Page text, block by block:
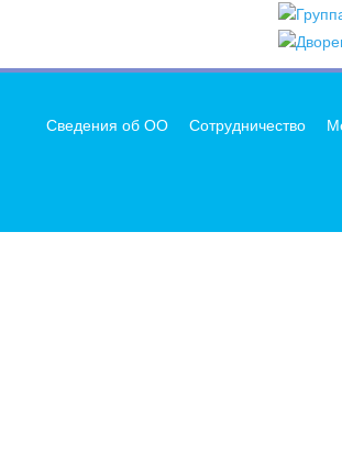
Сведения об ОО Сотрудничество